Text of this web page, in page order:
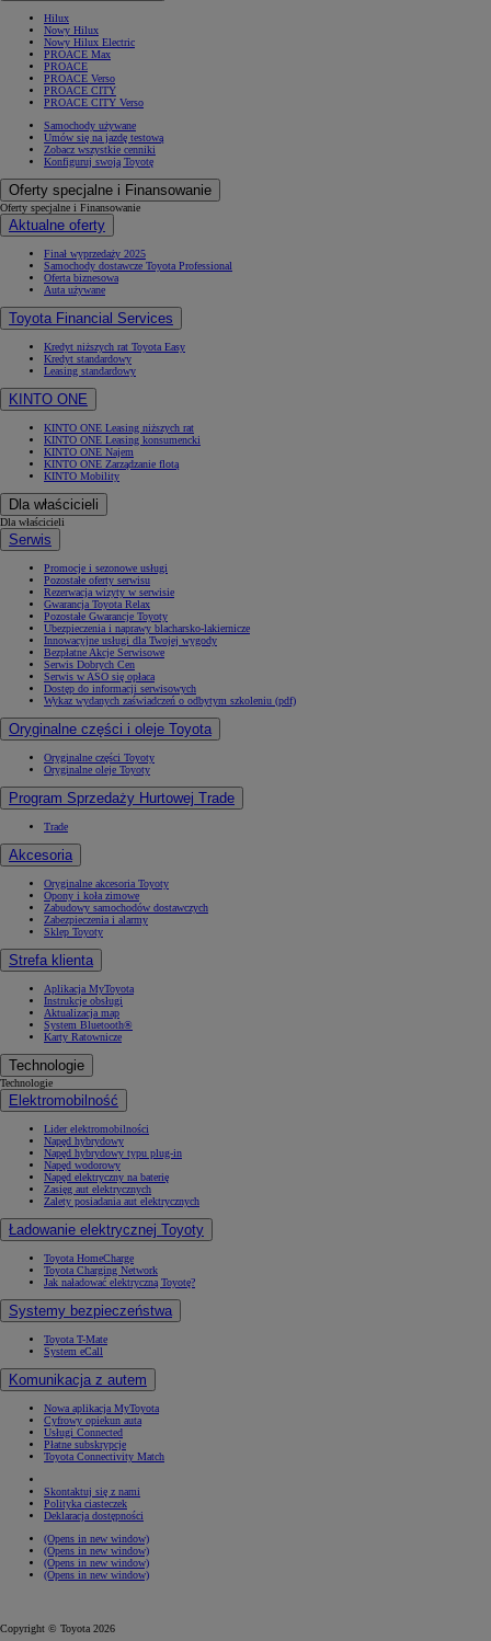
Hilux
Nowy Hilux
Nowy Hilux Electric
PROACE Max
PROACE
PROACE Verso
PROACE CITY
PROACE CITY Verso
Samochody używane
Umów się na jazdę testową
Zobacz wszystkie cenniki
Konfiguruj swoją Toyotę
Oferty specjalne i Finansowanie
Oferty specjalne i Finansowanie
Aktualne oferty
Finał wyprzedaży 2025
Samochody dostawcze Toyota Professional
Oferta biznesowa
Auta używane
Toyota Financial Services
Kredyt niższych rat Toyota Easy
Kredyt standardowy
Leasing standardowy
KINTO ONE
KINTO ONE Leasing niższych rat
KINTO ONE Leasing konsumencki
KINTO ONE Najem
KINTO ONE Zarządzanie flotą
KINTO Mobility
Dla właścicieli
Dla właścicieli
Serwis
Promocje i sezonowe usługi
Pozostałe oferty serwisu
Rezerwacja wizyty w serwisie
Gwarancja Toyota Relax
Pozostałe Gwarancje Toyoty
Ubezpieczenia i naprawy blacharsko-lakiernicze
Innowacyjne usługi dla Twojej wygody
Bezpłatne Akcje Serwisowe
Serwis Dobrych Cen
Serwis w ASO się opłaca
Dostęp do informacji serwisowych
Wykaz wydanych zaświadczeń o odbytym szkoleniu (pdf)
Oryginalne części i oleje Toyota
Oryginalne części Toyoty
Oryginalne oleje Toyoty
Program Sprzedaży Hurtowej Trade
Trade
Akcesoria
Oryginalne akcesoria Toyoty
Opony i koła zimowe
Zabudowy samochodów dostawczych
Zabezpieczenia i alarmy
Sklep Toyoty
Strefa klienta
Aplikacja MyToyota
Instrukcje obsługi
Aktualizacja map
System Bluetooth®
Karty Ratownicze
Technologie
Technologie
Elektromobilność
Lider elektromobilności
Napęd hybrydowy
Napęd hybrydowy typu plug-in
Napęd wodorowy
Napęd elektryczny na baterię
Zasięg aut elektrycznych
Zalety posiadania aut elektrycznych
Ładowanie elektrycznej Toyoty
Toyota HomeCharge
Toyota Charging Network
Jak naładować elektryczną Toyotę?
Systemy bezpieczeństwa
Toyota T-Mate
System eCall
Komunikacja z autem
Nowa aplikacja MyToyota
Cyfrowy opiekun auta
Usługi Connected
Płatne subskrypcje
Toyota Connectivity Match
Skontaktuj się z nami
Polityka ciasteczek
Deklaracja dostępności
(Opens in new window)
(Opens in new window)
(Opens in new window)
(Opens in new window)
Copyright © Toyota 2026